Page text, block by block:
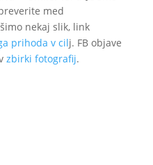
med
nekaj slik, link
prihoda v cilj. FB objave
zbirki fotografij.